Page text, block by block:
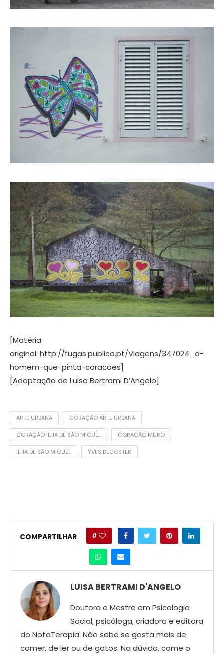
[Matéria
original: http://fugas.publico.pt/Viagens/347024_o-
homem-que-pinta-coracoes]
[Adaptação de Luisa Bertrami D’Angelo]
ARTE URBANA CORAÇÃO ARTE URBANA
CORAÇÃO ILHA DE SÃO MIGUEL CORAÇÃO MURO
ILHA DE SÃO MIGUEL YVES DECOSTER
COMPARTILHAR 0
LUISA BERTRAMI D'ANGELO
Doutora e Mestre em Psicologia
Social, psicóloga, criadora e editora
do NotaTerapia. Nâo sabe se gosta mais de
comer, de ler ou de gatos. Na dúvida, come o